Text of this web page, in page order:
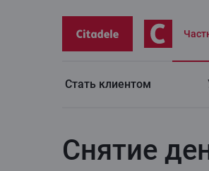
Стать клиентом
Снятие